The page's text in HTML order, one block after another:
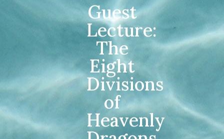
Guest
Lecture:
The
Eight
Divisions
of
Heavenly